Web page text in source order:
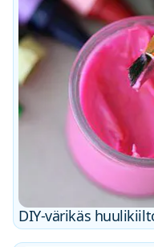
DIY-värikäs